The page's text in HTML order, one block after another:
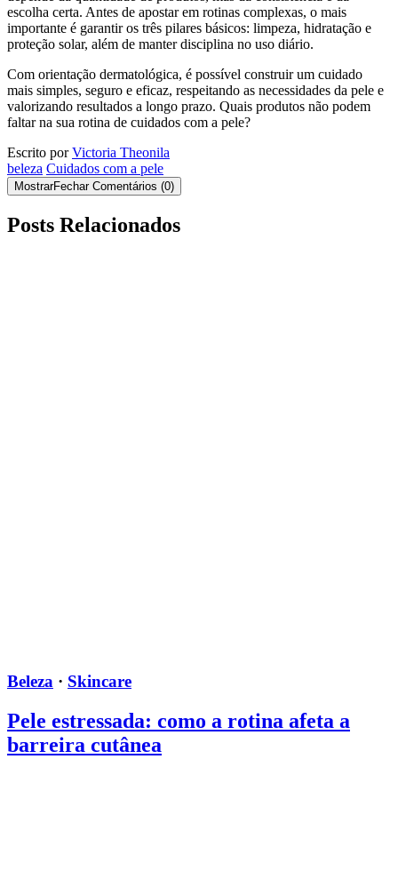
escolha certa. Antes de apostar em rotinas complexas, o mais
importante é garantir os três pilares básicos: limpeza, hidratação e
proteção solar, além de manter disciplina no uso diário.
Com orientação dermatológica, é possível construir um cuidado
mais simples, seguro e eficaz, respeitando as necessidades da pele e
valorizando resultados a longo prazo. Quais produtos não podem
faltar na sua rotina de cuidados com a pele?
Escrito porVictoria Theonila
beleza Cuidados com a pele
MostrarFecharComentários (0)
Posts Relacionados
Beleza · Skincare
Pele estressada: como a rotina afeta a
barreira cutânea